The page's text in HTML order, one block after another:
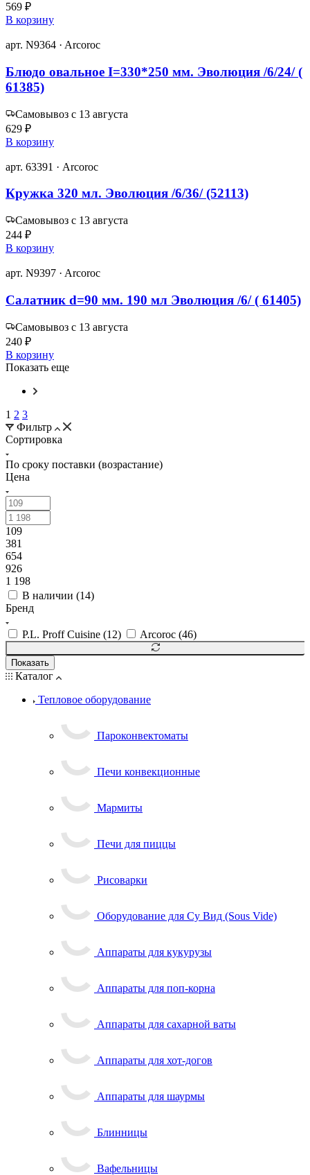
569 ₽
В корзину
арт. N9364 · Arcoroc
Блюдо овальное I=330*250 мм. Эволюция /6/24/ (
61385)
Самовывоз с 13 августа
629 ₽
В корзину
арт. 63391 · Arcoroc
Кружка 320 мл. Эволюция /6/36/ (52113)
Самовывоз с 13 августа
244 ₽
В корзину
арт. N9397 · Arcoroc
Салатник d=90 мм. 190 мл Эволюция /6/ ( 61405)
Самовывоз с 13 августа
240 ₽
В корзину
Показать еще
1 2 3
Фильтр
Сортировка
По сроку поставки (возрастание)
Цена
109
381
654
926
1 198
В наличии (14)
Бренд
P.L. Proff Cuisine (12) Arcoroc (46)
Показать
Каталог
Тепловое оборудование
Пароконвектоматы
Печи конвекционные
Мармиты
Печи для пиццы
Рисоварки
Оборудование для Су Вид (Sous Vide)
Аппараты для кукурузы
Аппараты для поп-корна
Аппараты для сахарной ваты
Аппараты для хот-догов
Аппараты для шаурмы
Блинницы
Вафельницы